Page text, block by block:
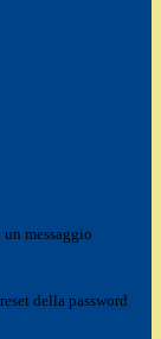
messaggio
della password